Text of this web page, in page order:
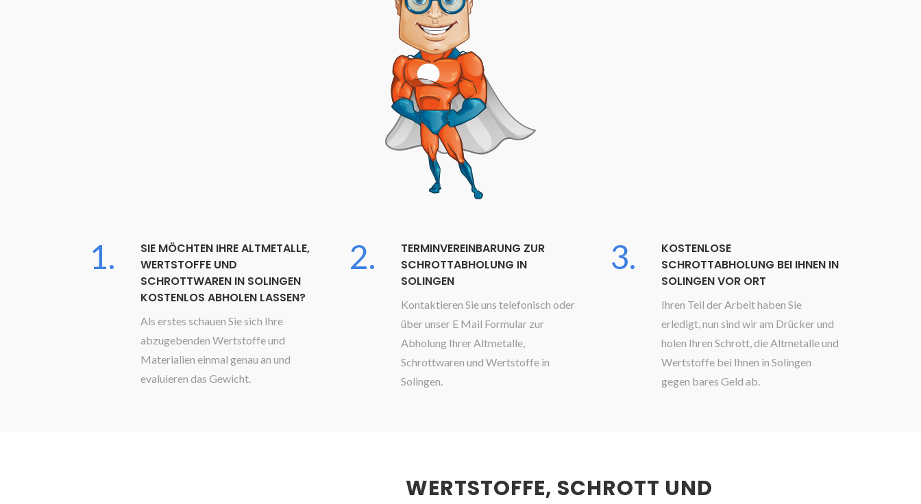
1.
SIE MÖCHTEN IHRE ALTMETALLE,
WERTSTOFFE UND
SCHROTTWAREN IN SOLINGEN
KOSTENLOS ABHOLEN LASSEN?
Als erstes schauen Sie sich Ihre
abzugebenden Wertstoffe und
Materialien einmal genau an und
evaluieren das Gewicht.
2.
TERMINVEREINBARUNG ZUR
SCHROTTABHOLUNG IN
SOLINGEN
Kontaktieren Sie uns telefonisch oder
über unser E Mail Formular zur
Abholung Ihrer Altmetalle,
Schrottwaren und Wertstoffe in
Solingen.
3.
KOSTENLOSE
SCHROTTABHOLUNG BEI IHNEN IN
SOLINGEN VOR ORT
Ihren Teil der Arbeit haben Sie
erledigt, nun sind wir am Drücker und
holen Ihren Schrott, die Altmetalle und
Wertstoffe bei Ihnen in Solingen
gegen bares Geld ab.
WERTSTOFFE, SCHROTT UND